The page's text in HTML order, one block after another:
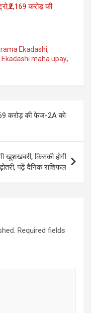
करोड़ की
Ekadashi,
Ekadashi maha upay,
करोड़ की फेज-2A को
खुशखबरी, किसकी होगी
पढ़ें दैनिक राशिफल
Required fields